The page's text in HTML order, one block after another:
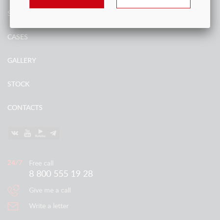
SERVICES
CASES
GALLERY
STOCK
CONTACTS
Free call
8 800 555 19 28
Give me a call
Write a letter